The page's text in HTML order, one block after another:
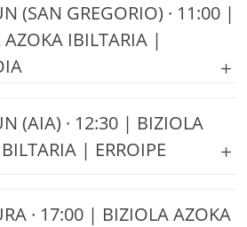
(SAN GREGORIO) · 11:00 |
AZOKA IBILTARIA |
(AIA) · 12:30 | BIZIOLA
| ERROIPE
· 17:00 | BIZIOLA AZOKA